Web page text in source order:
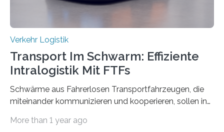
Verkehr Logistik
Transport Im Schwarm: Effiziente
Intralogistik Mit FTFs
Schwärme aus Fahrerlosen Transportfahrzeugen, die
miteinander kommunizieren und kooperieren, sollen in
An dieser innovativen Idee arbeiten Forschende aus
More than 1 year ago